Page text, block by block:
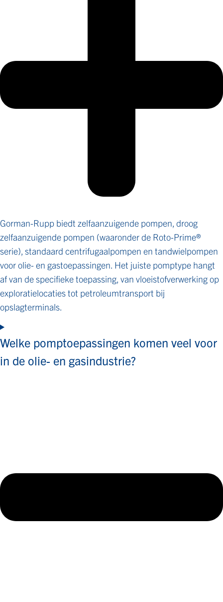
Gorman-Rupp biedt zelfaanzuigende pompen, droog
zelfaanzuigende pompen (waaronder de Roto-Prime®
serie), standaard centrifugaalpompen en tandwielpompen
voor olie- en gastoepassingen. Het juiste pomptype hangt
af van de specifieke toepassing, van vloeistofverwerking op
exploratielocaties tot petroleumtransport bij
opslagterminals.
Welke pomptoepassingen komen veel voor
in de olie- en gasindustrie?